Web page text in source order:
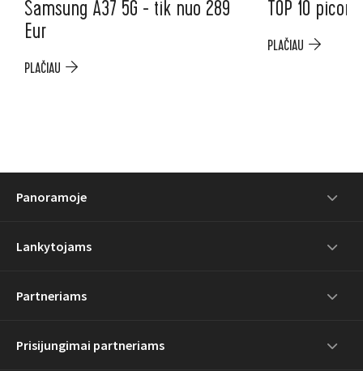
Samsung A37 5G - tik nuo 289
Eur
PLAČIAU
TOP 10
PLAČIAU
Panoramoje
Lankytojams
Partneriams
Prisijungimai partneriams